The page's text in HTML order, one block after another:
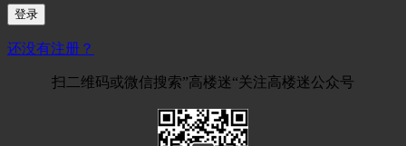
登录
还没有注册？
扫二维码或微信搜索”高楼迷“关注高楼迷公众号